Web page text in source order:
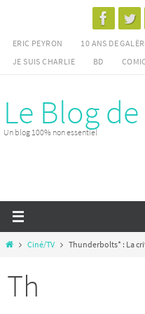
contenu
ERIC PEYRON 10 ANS DE
JE SUIS CHARLIE
BD
Le Blog
Un blog 100% non essentiel
HomeCiné/TV Thunderbolts* : La
Th